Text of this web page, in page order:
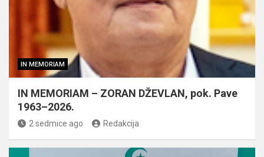
IN MEMORIAM
IN MEMORIAM – ZORAN DŽEVLAN, pok. Pave
1963–2026.
2 sedmice ago Redakcija